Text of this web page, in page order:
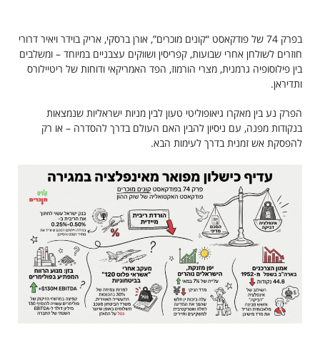
בפרק 74 של פודקאסט “קונים מוכרים”, אורן ברסקי, אריק בוידר ויאיר דרורי
חוזרים לשולחן אחרי שבועות, קפריסין ושווקים עצבניים במיוחד – ומשלבים
בין פילוסופיה גרמנית, מצרי הורמוז, הפד האמריקאי ודוחות של ריטיילורס
ותדיראן.
הפרק נע בין מאקרו גיאופוליטי טעון לבין מניות ישראליות שנמצאות
בנקודות מפנה, עם ניסיון להבין האם העולם בדרך להסדרה – או רק
להפסקת אש זמנית בדרך לעימות הבא.